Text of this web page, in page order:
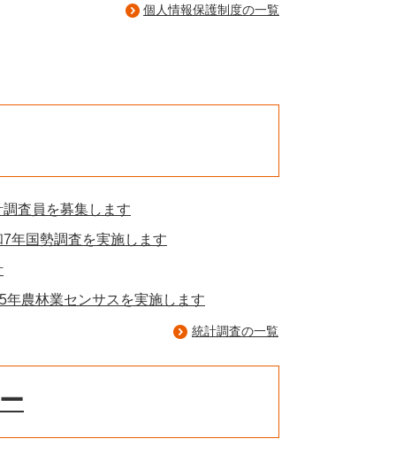
個人情報保護制度の一覧
調査員を募集します
7年国勢調査を実施します
年農林業センサスを実施します
統計調査の一覧